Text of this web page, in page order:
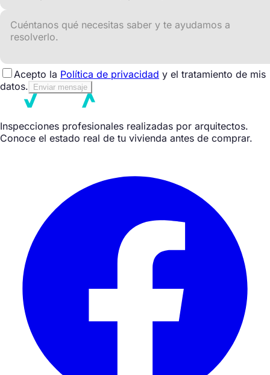
Acepto la Política de privacidad y el tratamiento de mis
datos.
Enviar mensaje
Inspecciones profesionales realizadas por arquitectos.
Conoce el estado real de tu vivienda antes de comprar.